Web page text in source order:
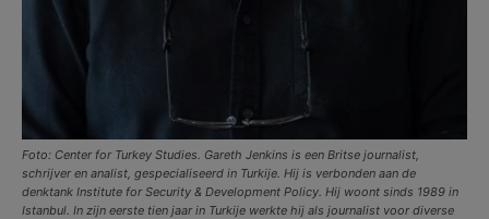
Foto: Center for Turkey Studies. Gareth Jenkins is een Britse journalist,
schrijver en analist, gespecialiseerd in Turkije. Hij is verbonden aan de
denktank Institute for Security & Development Policy. Hij woont sinds 1989 in
Istanbul. In zijn eerste tien jaar in Turkije werkte hij als journalist voor diverse